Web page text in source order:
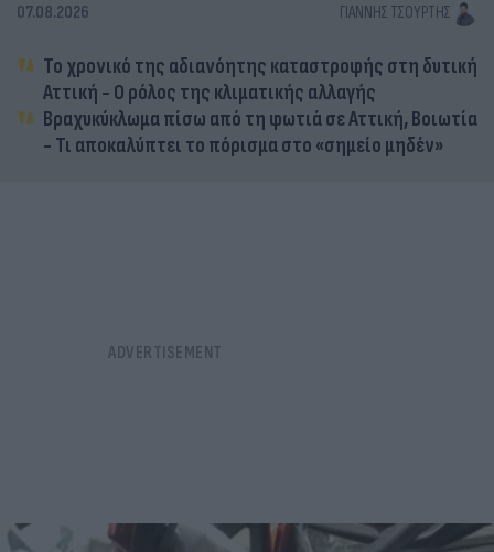
07.08.2026 ΓΙΆΝΝΗΣ ΤΣΟΎΡΤΗΣ
Το χρονικό της αδιανόητης καταστροφής στη δυτική
Αττική - Ο ρόλος της κλιματικής αλλαγής
Βραχυκύκλωμα πίσω από τη φωτιά σε Αττική, Βοιωτία
- Τι αποκαλύπτει το πόρισμα στο «σημείο μηδέν»